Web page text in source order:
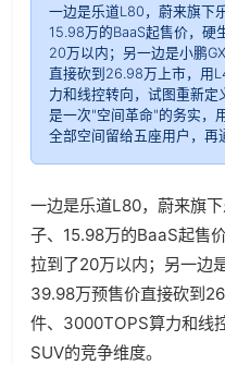
一边是乐道L80，蔚来旗下
15.98万的BaaS起售价，硬
20万以内；另一边是小鹏
直接砍到26.98万上市，用
力和线控转向，试图重新定
是一次"空间革命"的务实，
全部空间留给五座用户，再
一边是乐道L80，蔚来旗
子、15.98万的BaaS起售
拉到了20万以内；另一边
39.98万预售价直接砍到
件、3000TOPS算力和线
SUV的竞争维度。